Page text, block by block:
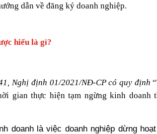
dẫn về đăng ký doanh nghiệp.
hiểu là gì?
Nghị định 01/2021/NĐ-CP có quy định
gian thực hiện tạm ngừng kinh
doanh là việc doanh nghiệp dừng